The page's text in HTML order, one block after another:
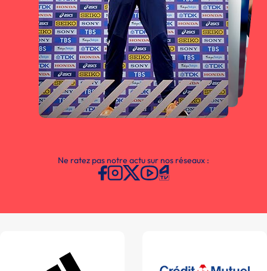
Ne ratez pas notre actu sur nos réseaux :